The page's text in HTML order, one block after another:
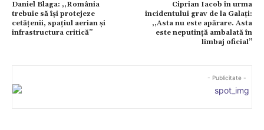
Daniel Blaga: ,,România
trebuie să își protejeze
cetățenii, spațiul aerian și
infrastructura critică’’
Ciprian Iacob în urma
incidentului grav de la Galați:
,,Asta nu este apărare. Asta
este neputință ambalată în
limbaj oficial’’
- Publicitate -